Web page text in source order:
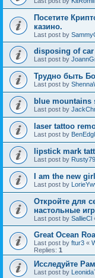
Посетите
казино.
Last post by
disposing of car
Last post by
Трудно быть
Last post by
blue mountains
Last post by
laser tattoo
Last post by
lipstick mark
Last post by
I am the new girl
Last post by
Откройте для
настольные
Last post by SallieCl
Great Ocean
Last post by ftur3 «
Replies: 1
Исследуйте
Last post by